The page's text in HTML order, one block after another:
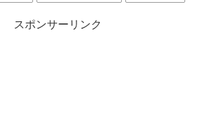
スポンサーリンク